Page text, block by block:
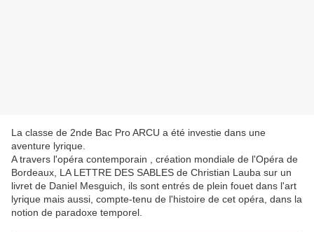
La classe de 2nde Bac Pro ARCU a été investie dans une
aventure lyrique.
A travers l'opéra contemporain , création mondiale de l'Opéra de
Bordeaux, LA LETTRE DES SABLES de Christian Lauba sur un
livret de Daniel Mesguich, ils sont entrés de plein fouet dans l'art
lyrique mais aussi, compte-tenu de l'histoire de cet opéra, dans la
notion de paradoxe temporel.